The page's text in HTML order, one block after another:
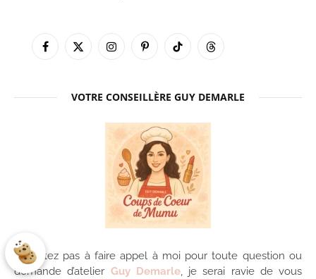
Facebook
X
InstagramPinterestTikTok Threads
VOTRE CONSEILLÈRE GUY DEMARLE
N’hésitez pas à faire appel à moi pour toute question ou
demande d’atelier Guy Demarle, je serai ravie de vous